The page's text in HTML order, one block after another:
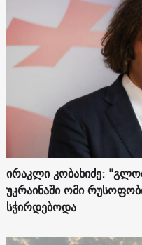
ირაკლი კობახიძე:
უკრაინაში ომი
სჭირდებოდა